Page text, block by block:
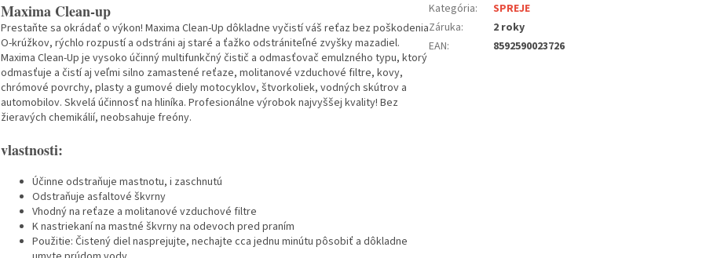
Maxima Clean-up
Prestaňte sa okrádať o výkon! Maxima Clean-Up dôkladne vyčistí váš reťaz bez poškodenia
O-krúžkov, rýchlo rozpustí a odstráni aj staré a ťažko odstrániteľné zvyšky mazadiel.
Maxima Clean-Up je vysoko účinný multifunkčný čistič a odmasťovač emulzného typu, ktorý
odmasťuje a čistí aj veľmi silno zamastené reťaze, molitanové vzduchové filtre, kovy,
chrómové povrchy, plasty a gumové diely motocyklov, štvorkoliek, vodných skútrov a
automobilov. Skvelá účinnosť na hliníka. Profesionálne výrobok najvyššej kvality! Bez
žieravých chemikálií, neobsahuje freóny.
vlastnosti:
Účinne odstraňuje mastnotu, i zaschnutú
Odstraňuje asfaltové škvrny
Vhodný na reťaze a molitanové vzduchové filtre
K nastriekaní na mastné škvrny na odevoch pred praním
Použitie: Čistený diel nasprejujte, nechajte cca jednu minútu pôsobiť a dôkladne
Kategória:
SPREJE
Záruka:
2 roky
EAN: 8592590023726